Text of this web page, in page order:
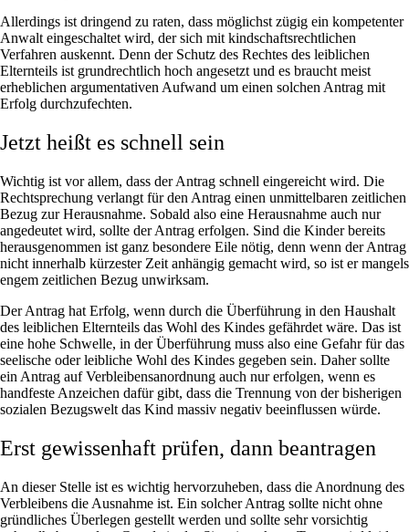
Allerdings ist dringend zu raten, dass möglichst zügig ein kompetenter
Anwalt eingeschaltet wird, der sich mit kindschaftsrechtlichen
Verfahren auskennt. Denn der Schutz des Rechtes des leiblichen
Elternteils ist grundrechtlich hoch angesetzt und es braucht meist
erheblichen argumentativen Aufwand um einen solchen Antrag mit
Erfolg durchzufechten.
Jetzt heißt es schnell sein
Wichtig ist vor allem, dass der Antrag schnell eingereicht wird. Die
Rechtsprechung verlangt für den Antrag einen unmittelbaren zeitlichen
Bezug zur Herausnahme. Sobald also eine Herausnahme auch nur
angedeutet wird, sollte der Antrag erfolgen. Sind die Kinder bereits
herausgenommen ist ganz besondere Eile nötig, denn wenn der Antrag
nicht innerhalb kürzester Zeit anhängig gemacht wird, so ist er mangels
engem zeitlichen Bezug unwirksam.
Der Antrag hat Erfolg, wenn durch die Überführung in den Haushalt
des leiblichen Elternteils das Wohl des Kindes gefährdet wäre. Das ist
eine hohe Schwelle, in der Überführung muss also eine Gefahr für das
seelische oder leibliche Wohl des Kindes gegeben sein. Daher sollte
ein Antrag auf Verbleibensanordnung auch nur erfolgen, wenn es
handfeste Anzeichen dafür gibt, dass die Trennung von der bisherigen
sozialen Bezugswelt das Kind massiv negativ beeinflussen würde.
Erst gewissenhaft prüfen, dann beantragen
An dieser Stelle ist es wichtig hervorzuheben, dass die Anordnung des
Verbleibens die Ausnahme ist. Ein solcher Antrag sollte nicht ohne
gründliches Überlegen gestellt werden und sollte sehr vorsichtig